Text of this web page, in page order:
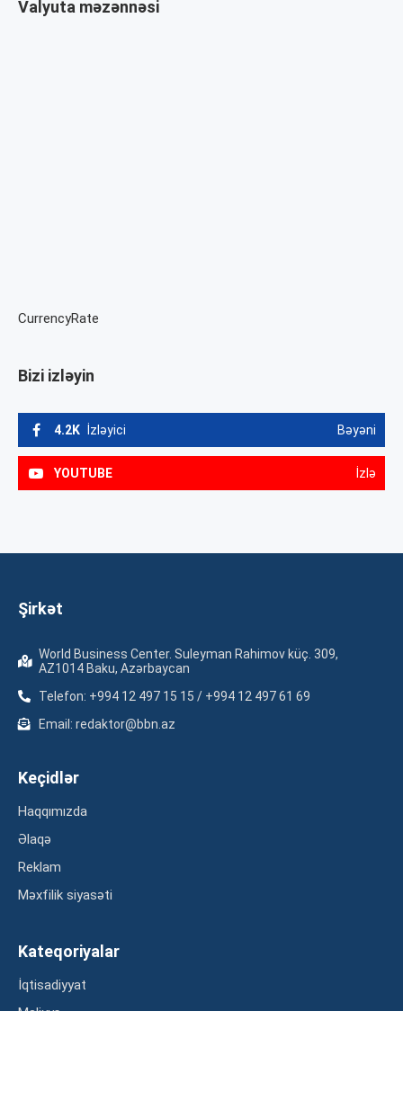
Valyuta məzənnəsi
CurrencyRate
Bizi izləyin
4.2K İzləyici Bəyəni
YOUTUBE İzlə
Şirkət
World Business Center. Suleyman Rahimov küç. 309,
AZ1014 Baku, Azərbaycan
Telefon: +994 12 497 15 15 / +994 12 497 61 69
Email: redaktor@bbn.az
Keçidlər
Haqqımızda
Əlaqə
Reklam
Məxfilik siyasəti
Kateqoriyalar
İqtisadiyyat
Maliyyə